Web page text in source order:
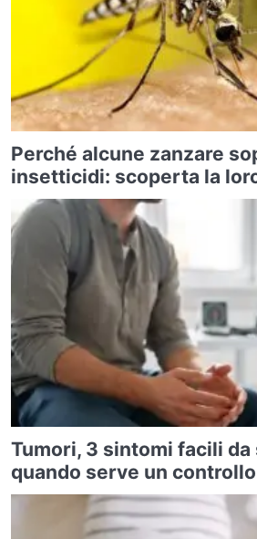
Perché alcune zanzare
insetticidi: scoperta la
Tumori, 3 sintomi facili
quando serve un controllo